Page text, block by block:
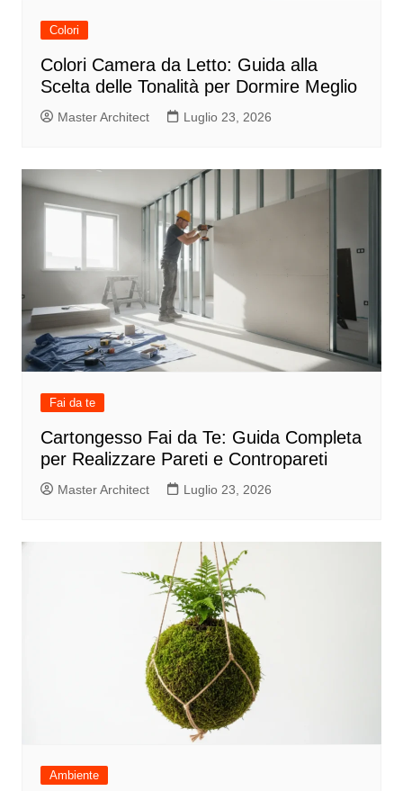
Colori
Colori Camera da Letto: Guida alla
Scelta delle Tonalità per Dormire Meglio
Master Architect Luglio 23, 2026
Fai da te
Cartongesso Fai da Te: Guida Completa
per Realizzare Pareti e Contropareti
Master Architect Luglio 23, 2026
Ambiente